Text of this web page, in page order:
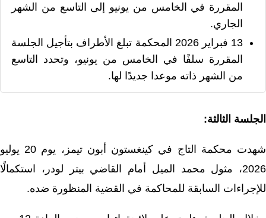
المقررة في الخامس من يونيو إلى التاسع من الشهر
الجاري.
13 فبراير 2026
المحكمة تبلغ الأطراف بتأجيل الجلسة
المقررة سلفًا في الخامس من يونيو، وتحدد التاسع
من الشهر ذاته موعدا جديدًا لها.
الجلسة الثالثة:
شهدت محكمة التاج في كينغستون أبون تيمز، يوم 20 يوليو
2026، مثول محمد الميل أمام القاضي بيتر لودر، استكمالًا
للإجراءات السابقة للمحاكمة في القضية المنظورة ضده.